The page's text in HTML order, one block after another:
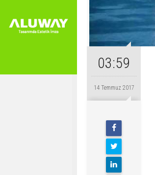
03:59
14 Temmuz 2017